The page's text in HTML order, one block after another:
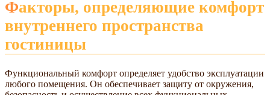
Факторы, определяющие комфорт
внутреннего пространства
гостиницы
Функциональный комфорт определяет удобство эксплуатации
любого помещения. Он обеспечивает защиту от окружения,